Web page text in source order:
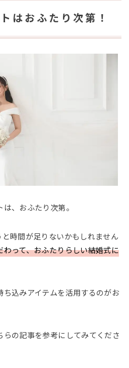
はおふたり次第！
、おふたり次第。
と時間が足りないかもしれません
わって、おふたりらしい結婚式に
ち込みアイテムを活用するのがお
らの記事を参考にしてみてくださ